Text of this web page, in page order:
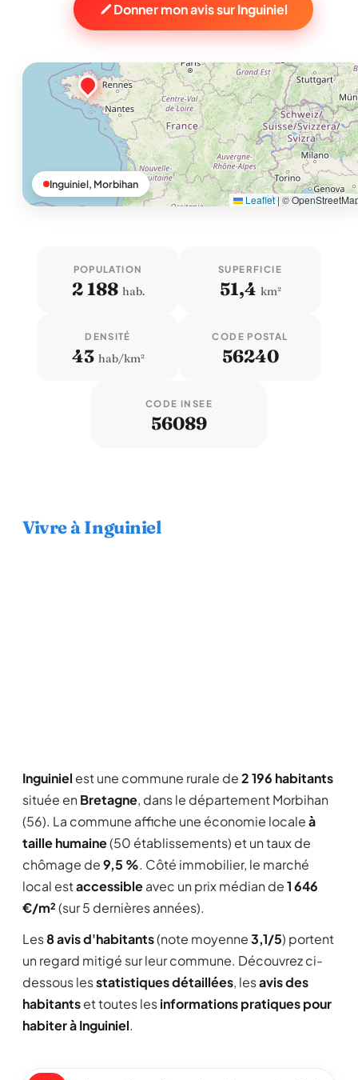
Donner mon avis sur Inguiniel
Leaflet|©
Inguiniel, Morbihan
POPULATION
2 188 hab.
SUPERFICIE
51,4 km²
DENSITÉ
43 hab/km²
CODE POSTAL
56240
CODE INSEE
56089
Vivre à Inguiniel
Inguiniel est une commune rurale de2 196 habitants
située en Bretagne, dans le département Morbihan
(56). La commune affiche une économie localeà
taille humaine(50 établissements) et un taux de
chômage de9,5 %. Côté immobilier, le marché
local estaccessibleavec un prix médian de1 646
€/m²(sur 5 dernières années).
Les8 avis d'habitants(note moyenne3,1/5) portent
un regard mitigé sur leur commune. Découvrez ci-
dessous lesstatistiques détaillées, lesavis des
habitantset toutes lesinformations pratiques pour
habiter à Inguiniel.